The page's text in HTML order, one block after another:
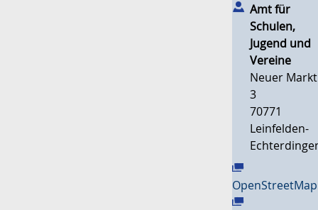
Amt für
Schulen,
Jugend und
Vereine
Neuer Markt
3
70771
Leinfelden-
OpenStreetMap